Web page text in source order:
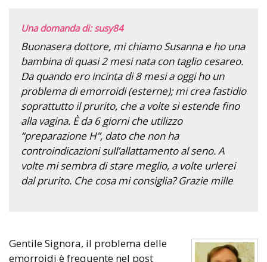
Una domanda di: susy84
Buonasera dottore, mi chiamo Susanna e ho una
bambina di quasi 2 mesi nata con taglio cesareo.
Da quando ero incinta di 8 mesi a oggi ho un
problema di emorroidi (esterne); mi crea fastidio
soprattutto il prurito, che a volte si estende fino
alla vagina. È da 6 giorni che utilizzo
“preparazione H”, dato che non ha
controindicazioni sull’allattamento al seno. A
volte mi sembra di stare meglio, a volte urlerei
dal prurito. Che cosa mi consiglia? Grazie mille
Gentile Signora, il problema delle
emorroidi è frequente nel post